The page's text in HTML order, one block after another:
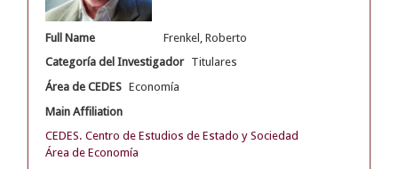
Full Name
Frenkel, Roberto
Categoría del Investigador Titulares
Área de CEDES Economía
Main Affiliation
CEDES. Centro de Estudios de Estado y Sociedad
Área de Economía